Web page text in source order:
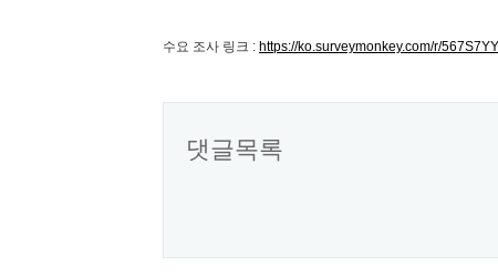
수요 조사 링크 : https://ko.surveymonkey.com/r/567S7YY
댓글목록